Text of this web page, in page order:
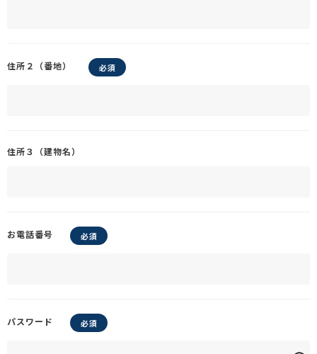
住所２（番地）
住所３（建物名）
お電話番号
パスワード